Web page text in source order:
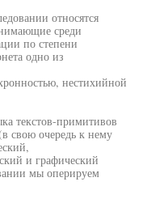
относятся
среди
по степени
одно из
нестихийной
текстов-примитивов
свою очередь к нему
и графический
мы оперируем